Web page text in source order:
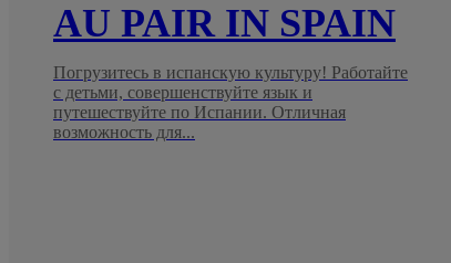
AU PAIR IN SPAIN
Погрузитесь в испанскую культуру! Работайте
с детьми, совершенствуйте язык и
путешествуйте по Испании. Отличная
возможность для...